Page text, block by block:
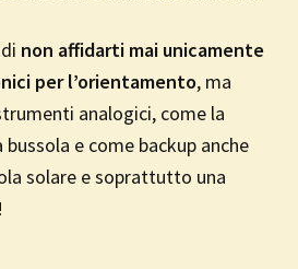
non affidarti mai unicamente
per l’orientamento, ma
analogici, come la
e come backup anche
solare e soprattutto una